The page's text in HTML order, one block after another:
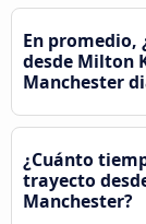
En promedio,
desde Milton
Manchester
¿Cuánto
trayecto
Manchester?